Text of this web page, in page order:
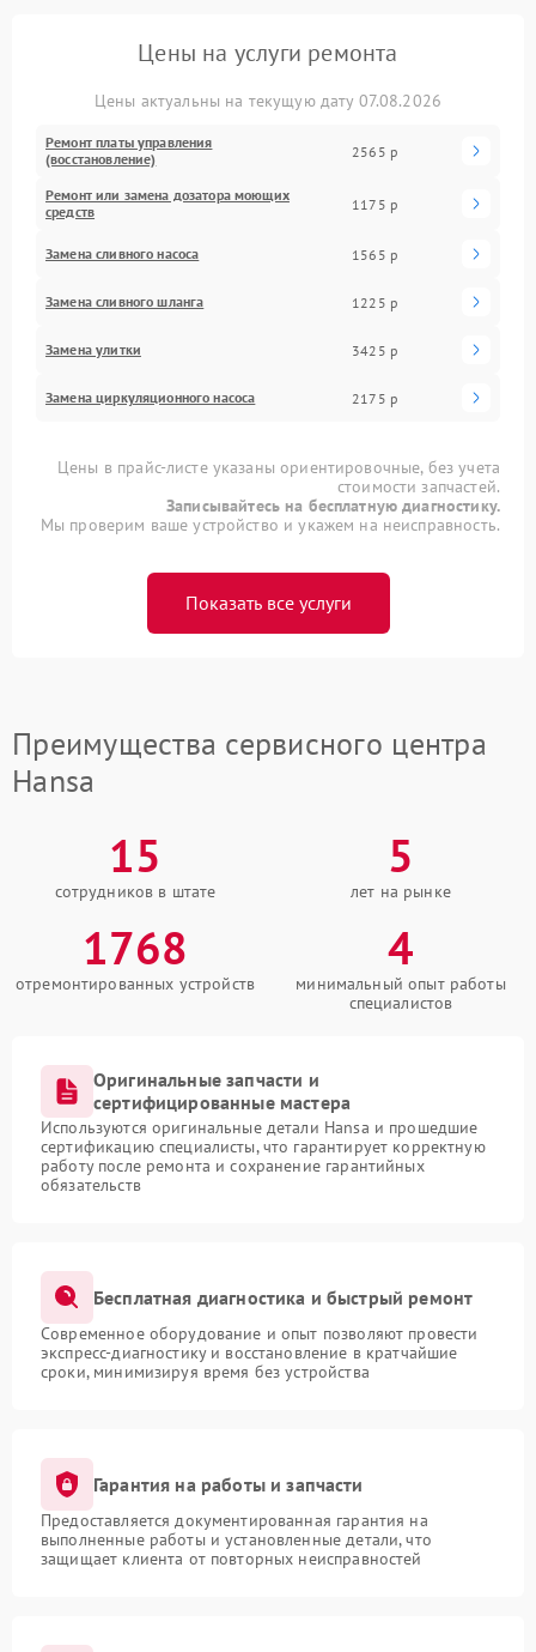
Цены на услуги ремонта
Цены актуальны на текущую дату 07.08.2026
Ремонт платы управления
(восстановление)
2565 р
Ремонт или замена дозатора моющих
средств
1175 р
Замена сливного насоса 1565 р
Замена сливного шланга 1225 р
Замена улитки 3425 р
Замена циркуляционного насоса 2175 р
Цены в прайс-листе указаны ориентировочные, без учета
стоимости запчастей.
Записывайтесь на бесплатную диагностику.
Мы проверим ваше устройство и укажем на неисправность.
Показать все услуги
Преимущества сервисного центра
Hansa
15
сотрудников в штате
5
лет на рынке
1768
отремонтированных устройств
4
минимальный опыт работы
специалистов
Оригинальные запчасти и
сертифицированные мастера
Используются оригинальные детали Hansa и прошедшие
сертификацию специалисты, что гарантирует корректную
работу после ремонта и сохранение гарантийных
обязательств
Бесплатная диагностика и быстрый ремонт
Современное оборудование и опыт позволяют провести
экспресс-диагностику и восстановление в кратчайшие
сроки, минимизируя время без устройства
Гарантия на работы и запчасти
Предоставляется документированная гарантия на
выполненные работы и установленные детали, что
защищает клиента от повторных неисправностей